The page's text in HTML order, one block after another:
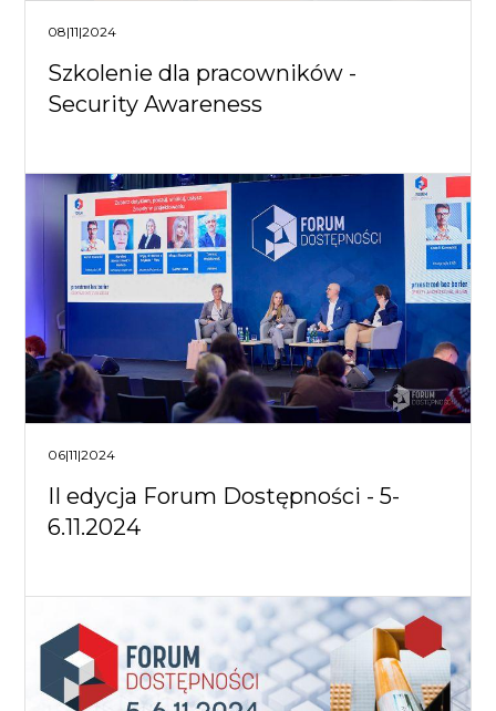
08|11|2024
Szkolenie dla pracowników -
Security Awareness
06|11|2024
II edycja Forum Dostępności - 5-
6.11.2024